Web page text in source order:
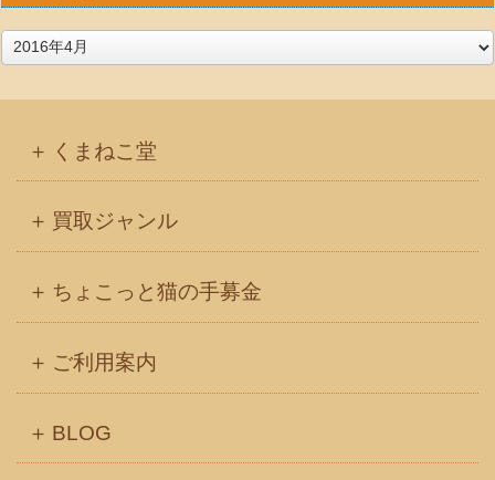
ア
くまねこ堂
買取ジャンル
ちょこっと猫の手募金
ご利用案内
BLOG